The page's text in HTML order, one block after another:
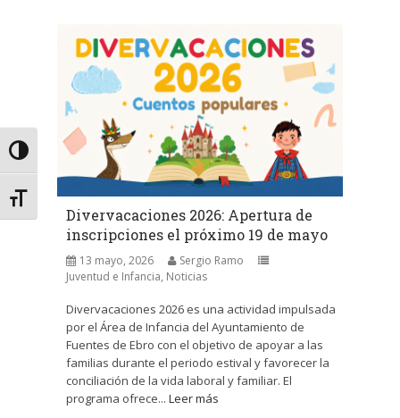
Alternar alto contraste
Alternar tamaño de letra
Divervacaciones 2026: Apertura de
inscripciones el próximo 19 de mayo
13 mayo, 2026
Sergio Ramo
Juventud e Infancia, Noticias
Divervacaciones 2026 es una actividad impulsada
por el Área de Infancia del Ayuntamiento de
Fuentes de Ebro con el objetivo de apoyar a las
familias durante el periodo estival y favorecer la
conciliación de la vida laboral y familiar. El
programa ofrece... Leer más